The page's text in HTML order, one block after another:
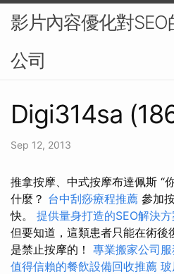
影片內容優化對
公司
Digi314sa
Sep 12, 2013
推拿按摩、中式按摩布達佩斯 “
什麼？ 台中刮痧療程推薦 參加
快。 提供量身打造的SEO解決方
但要知道，這類患者只能在術後
是禁止按摩的！ 專業搬家公司服
值得信賴的餐飲設備回收推薦